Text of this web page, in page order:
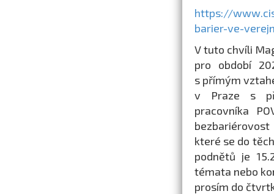
https://
barier-ve-
V tuto chvíli
pro období
s přímým
v Praze s
pracovníka
které se do
podnětů je
témata nebo
prosím do